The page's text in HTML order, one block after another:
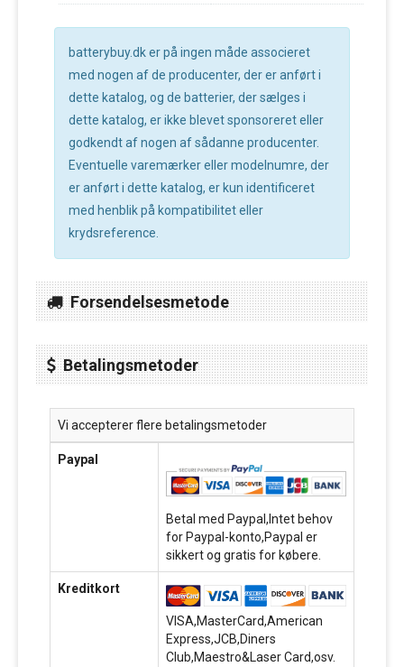
batterybuy.dk er på ingen måde associeret
med nogen af de producenter, der er anført i
dette katalog, og de batterier, der sælges i
dette katalog, er ikke blevet sponsoreret eller
godkendt af nogen af sådanne producenter.
Eventuelle varemærker eller modelnumre, der
er anført i dette katalog, er kun identificeret
med henblik på kompatibilitet eller
krydsreference.
Forsendelsesmetode
Betalingsmetoder
Vi accepterer flere betalingsmetoder
Paypal
Betal med Paypal,Intet behov
for Paypal-konto,Paypal er
sikkert og gratis for købere.
Kreditkort
VISA,MasterCard,American
Express,JCB,Diners
Club,Maestro&Laser Card,osv.